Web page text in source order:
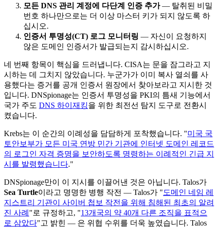
모든 DNS 관리 계정에 다단계 인증 추가— 탈취된 비밀
번호 하나만으로는 더 이상 마스터 키가 되지 않도록 하
십시오.
인증서 투명성(CT) 로그 모니터링 — 자신이 요청하지
않은 도메인 인증서가 발급되는지 감시하십시오.
네 번째 항목이 핵심을 드러냅니다. CISA는 문을 잠그라고 지
시하는 데 그치지 않았습니다. 누군가가 이미 복사 열쇠를 사
용했다는 증거를 공개 인증서 원장에서 찾아보라고 지시한 것
입니다. DNSpionage는 인증서 투명성을 PKI의 틈새 기능에서
국가 주도 DNS 하이재킹을 위한 최전선 탐지 도구로 전환시
켰습니다.
Krebs는 이 순간의 이례성을 담담하게 포착했습니다. "미국 국
토안보부가 모든 미국 연방 민간 기관에 인터넷 도메인 레코드
의 로그인 자격 증명을 보안하도록 명령하는 이례적인 긴급 지
시를 발령했습니다."
DNSpionage만이 이 지시를 이끌어낸 것은 아닙니다. Talos가
Sea Turtle이라고 명명한 병행 작전 — Talos가 "도메인 네임 레
지스트리 기관이 사이버 첩보 작전을 위해 침해된 최초의 알려
진 사례 "로 규정하고, "13개국의 약 40개 다른 조직을 표적으
로 삼았다"고 밝힌 — 은 위협 수위를 더욱 높였습니다. Talos